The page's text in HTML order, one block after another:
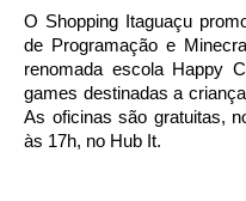
O Shopping Itaguaçu
de Programação e
renomada escola Happy
games destinadas a
As oficinas são gratuitas,
às 17h, no Hub It.